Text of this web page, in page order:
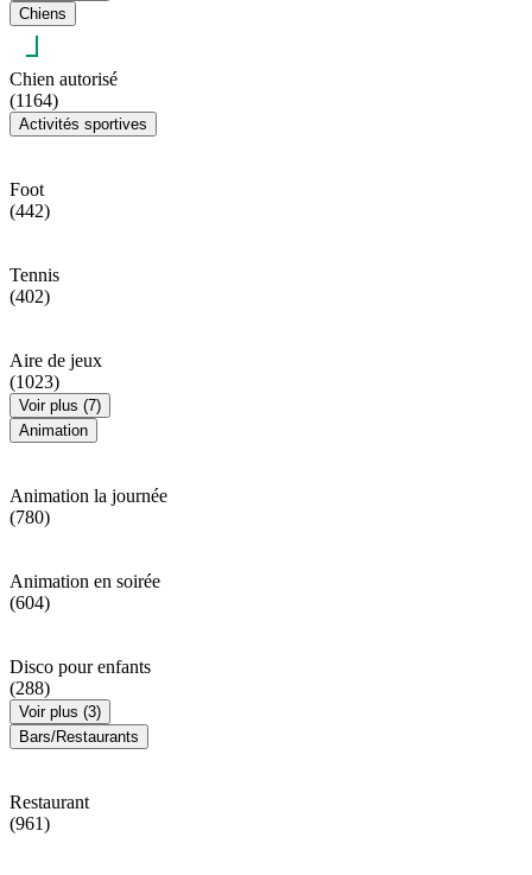
Chiens
Chien autorisé
(1164)
Activités sportives
Foot
(442)
Tennis
(402)
Aire de jeux
(1023)
Voir plus (7)
Animation
Animation la journée
(780)
Animation en soirée
(604)
Disco pour enfants
(288)
Voir plus (3)
Bars/Restaurants
Restaurant
(961)